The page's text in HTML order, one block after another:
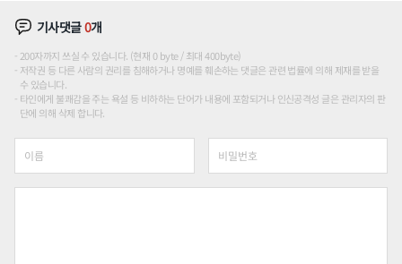
기사댓글0개
200자까지 쓰실 수 있습니다. (현재 0 byte / 최대 400byte)
저작권 등 다른 사람의 권리를 침해하거나 명예를 훼손하는 댓글은 관련 법률에 의해 제재를 받을
수 있습니다.
타인에게 불쾌감을 주는 욕설 등 비하하는 단어가 내용에 포함되거나 인신공격성 글은 관리자의 판
단에 의해 삭제 합니다.